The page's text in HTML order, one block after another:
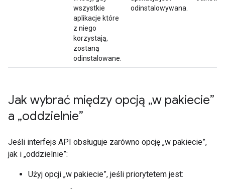
wszystkie
aplikacje które
z niego
korzystają,
zostaną
odinstalowane.
odinstalowywana.
Jak wybrać między opcją „w pakiecie”
a „oddzielnie”
Jeśli interfejs API obsługuje zarówno opcję „w pakiecie”,
jak i „oddzielnie”:
Użyj opcji „w pakiecie”, jeśli priorytetem jest: